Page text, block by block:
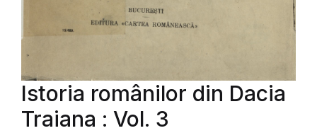
Istoria românilor din Dacia
Traiana : Vol. 3